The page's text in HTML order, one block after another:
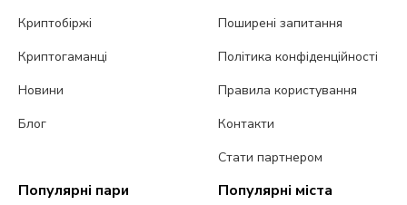
Криптобіржі
Криптогаманці
Новини
Блог
Поширені запитання
Політика конфіденційності
Правила користування
Контакти
Стати партнером
Популярні пари Популярні міста